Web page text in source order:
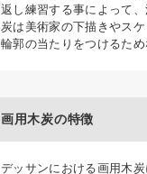
返し練習する事によって
炭は美術家の下描きやス
輪郭の当たりをつけるた
画用木炭の特徴
デッサンにおける画用木